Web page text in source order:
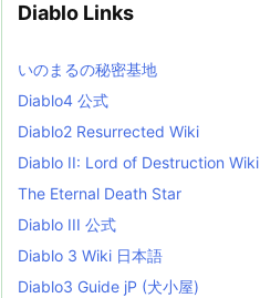
e
i
s
t
Diablo Links
いのまるの秘密基地
Diablo4 公式
Diablo2 Resurrected Wiki
Diablo II: Lord of Destruction Wiki
The Eternal Death Star
Diablo III 公式
Diablo 3 Wiki 日本語
Diablo3 Guide jP (犬小屋)